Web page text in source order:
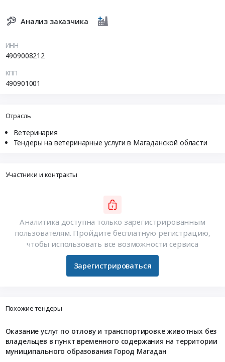
Анализ заказчика
ИНН
4909008212
КПП
490901001
Отрасль
Ветеринария
Тендеры на ветеринарные услуги в Магаданской области
Участники и контракты
Аналитика доступна только зарегистрированным
пользователям. Пройдите бесплатную регистрацию,
чтобы использовать все возможности сервиса
Зарегистрироваться
Похожие тендеры
Оказание услуг по отлову и транспортировке животных без
владельцев в пункт временного содержания на территории
муниципального образования Город Магадан